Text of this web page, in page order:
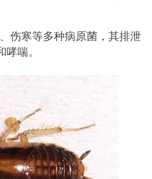
伤寒等多种病原菌，其排泄
喘。